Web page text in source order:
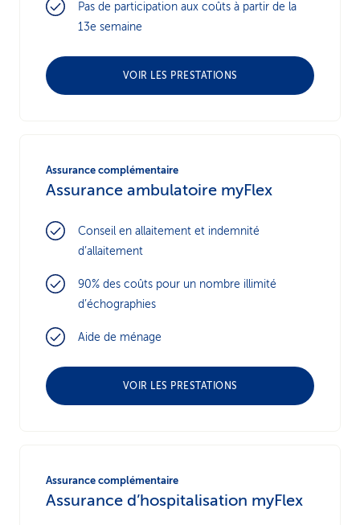
Pas de participation aux coûts à partir de la
13e semaine
VOIR LES PRESTATIONS
Assurance complémentaire
Assurance ambulatoire myFlex
Conseil en allaitement et indemnité
d’allaitement
90% des coûts pour un nombre illimité
d’échographies
Aide de ménage
VOIR LES PRESTATIONS
Assurance complémentaire
Assurance d’hospitalisation myFlex